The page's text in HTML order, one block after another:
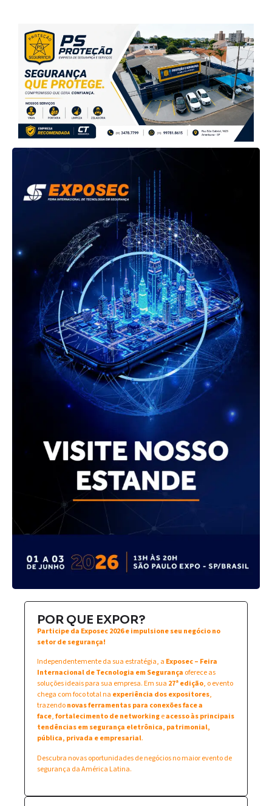
POR QUE EXPOR?
Participe da Exposec 2026 e impulsione seu negócio no
setor de segurança!
Independentemente da sua estratégia, a Exposec – Feira
Internacional de Tecnologia em Segurança oferece as
soluções ideais para sua empresa. Em sua 27ª edição, o evento
chega com foco total na experiência dos expositores,
trazendonovas ferramentas para conexões face a
face,fortalecimento de networkingeacesso às principais
tendências em segurança eletrônica, patrimonial,
pública, privada e empresarial.
Descubra novas oportunidades de negócios no maior evento de
segurança da América Latina.